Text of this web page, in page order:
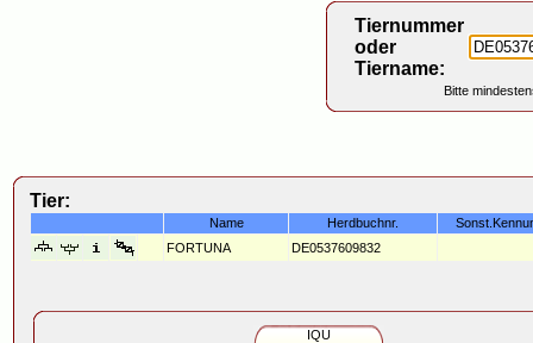
Tiernummer
oder
Tiername:
Bitte
Tier:
Name Herdbuchnr.
FORTUNA
DE0537609832
IQU